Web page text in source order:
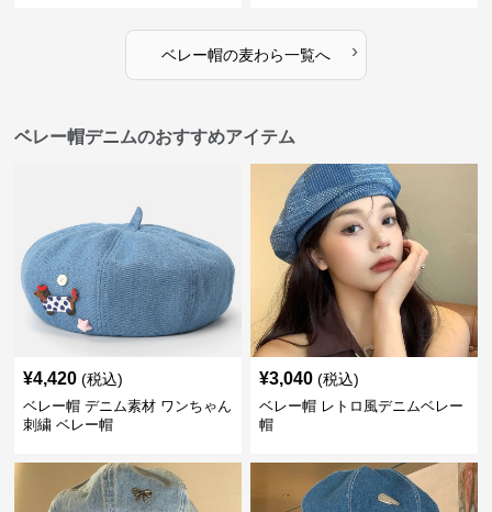
ベレー帽の麦わら一覧へ ›
ベレー帽デニムのおすすめアイテム
¥4,420 (税込)
ベレー帽 デニム素材 ワンちゃん
刺繍 ベレー帽
¥3,040 (税込)
ベレー帽 レトロ風デニムベレー
帽